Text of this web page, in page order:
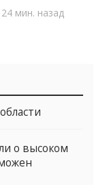
24 мин. назад
о высоком